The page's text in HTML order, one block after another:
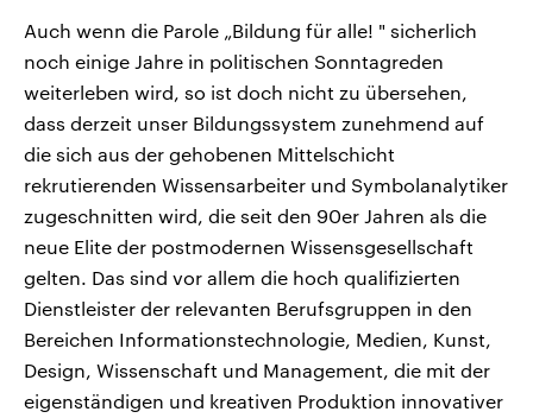
Auch wenn die Parole „Bildung für alle! " sicherlich
noch einige Jahre in politischen Sonntagreden
weiterleben wird, so ist doch nicht zu übersehen,
dass derzeit unser Bildungssystem zunehmend auf
die sich aus der gehobenen Mittelschicht
rekrutierenden Wissensarbeiter und Symbolanalytiker
zugeschnitten wird, die seit den 90er Jahren als die
neue Elite der postmodernen Wissensgesellschaft
gelten. Das sind vor allem die hoch qualifizierten
Dienstleister der relevanten Berufsgruppen in den
Bereichen Informationstechnologie, Medien, Kunst,
Design, Wissenschaft und Management, die mit der
eigenständigen und kreativen Produktion innovativer